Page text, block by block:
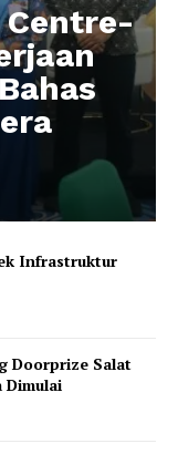
Centre-
Infrastruktur
Doorprize Salat
Dimulai